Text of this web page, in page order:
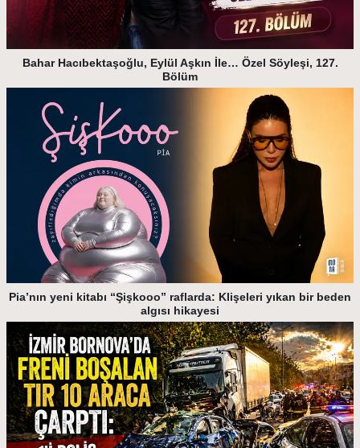
Bahar Hacıbektaşoğlu, Eylül Aşkın İle… Özel Söyleşi, 127.
Bölüm
Pia’nın yeni kitabı “Şişkooo” raflarda: Klişeleri yıkan bir beden
algısı hikayesi